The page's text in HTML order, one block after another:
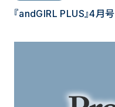
『andGIRL PLUS』4月号